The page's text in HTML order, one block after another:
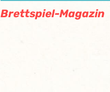
Brettspiel-Magazin